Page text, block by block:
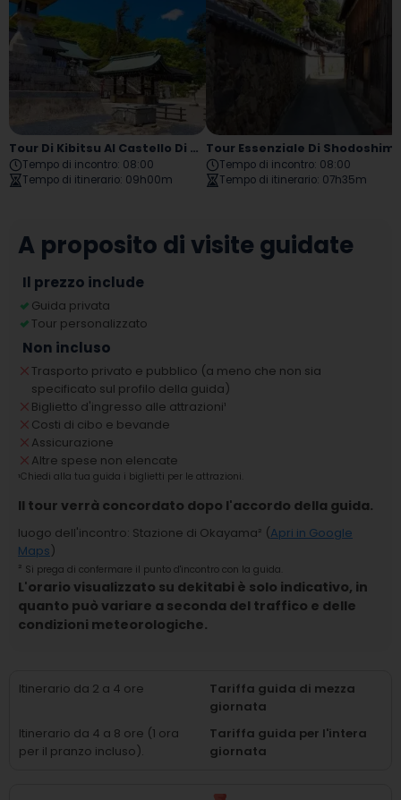
Tour Di Kibitsu Al Castello Di Okayama
Tempo di incontro: 08:00
Tempo di itinerario: 09h00m
Tour Essenziale Di
Tempo di incontro: 08:00
Tempo di itinerario: 07h35m
A proposito di visite guidate
Il prezzo include
Guida privata
Tour personalizzato
Non incluso
Trasporto privato e pubblico (a meno che non sia
specificato sul profilo della guida)
Biglietto d'ingresso alle attrazioni¹
Costi di cibo e bevande
Assicurazione
Altre spese non elencate
¹Chiedi alla tua guida i biglietti per le attrazioni.
Il tour verrà concordato dopo l'accordo della guida.
luogo dell'incontro: Stazione di Okayama² (Apri in Google
Maps)
² Si prega di confermare il punto d'incontro con la guida.
L'orario visualizzato su dekitabi è solo indicativo, in
quanto può variare a seconda del traffico e delle
condizioni meteorologiche.
Itinerario da 2 a 4 ore
Tariffa guida di mezza
giornata
Itinerario da 4 a 8 ore (1 ora
per il pranzo incluso).
Tariffa guida per l'intera
giornata